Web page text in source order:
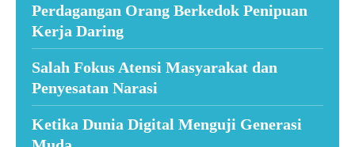
Perdagangan Orang Berkedok Penipuan
Kerja Daring
Salah Fokus Atensi Masyarakat dan
Penyesatan Narasi
Ketika Dunia Digital Menguji Generasi